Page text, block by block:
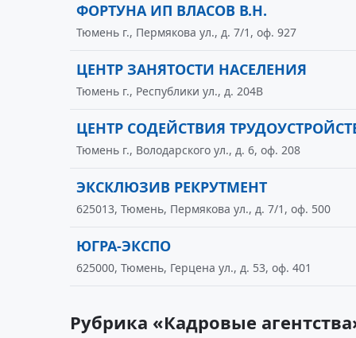
ФОРТУНА ИП ВЛАСОВ В.Н.
Тюмень г., Пермякова ул., д. 7/1, оф. 927
ЦЕНТР ЗАНЯТОСТИ НАСЕЛЕНИЯ
Тюмень г., Республики ул., д. 204В
ЦЕНТР СОДЕЙСТВИЯ
Тюмень г., Володарского ул., д. 6, оф. 208
ЭКСКЛЮЗИВ РЕКРУТМЕНТ
625013, Тюмень, Пермякова ул., д. 7/1, оф. 500
ЮГРА-ЭКСПО
625000, Тюмень, Герцена ул., д. 53, оф. 401
Рубрика «Кадровые